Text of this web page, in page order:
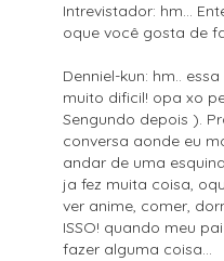
Intrevistador: hm...
oque você gosta de
Denniel-kun: hm..
muito dificil! opa xo
Sengundo depois ).
conversa aonde eu
andar de uma
ja fez muita coisa,
ver anime, comer,
ISSO! quando meu
fazer alguma coisa...